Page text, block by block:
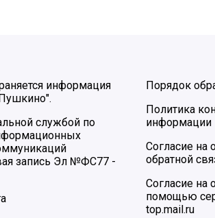
информация
службой по
запись Эл №ФС77 -
Порядок
Политика
информации
Согласие на
обратной
Согласие на
помощью
top.mail.ru